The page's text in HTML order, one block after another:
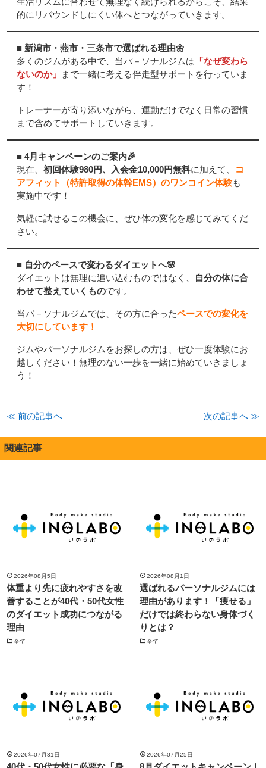
的にリバウンドしにくい体へとつながっていきます。
■ 新潟市・燕市・三条市で選ばれる理由🌼
多くのジムがある中で、当パ－ソナルジムは 「なぜ変わら
ないのか」
まで一緒に考える伴走型サポートを行っていま
す！
トレーナーが寄り添いながら、運動だけでなく日常の習慣
まで含めてサポートしていきます。
■ 4月キャンペーンのご案内🎉
現在、 初回体験980円、入会金10,000円無料に加えて、
コ
アフィット（特許取得の体幹EMS）のワンコイン体験も
実施中です！
気軽に試せるこの機会に、ぜひ体の変化を感じてみてくだ
さい。
■ 自分のペースで変わるダイエットへ🌸
ダイエットは無理に追い込むものではなく、
自分の体に合
わせて整えていくものです。
当パ－ソナルジムでは、その方に合ったペースでの変化を
大切にしています！
ジムやパーソナルジムをお探しの方は、ぜひ一度体験にお
越しください！無理のない一歩を一緒に始めていきましょ
う！
≪ 前の記事へ 次の記事へ ≫
関連記事
2026年08月5日
体重より先に疲れやすさを改
善することが40代・50代女性
のダイエット成功につながる
理由
全て
2026年08月1日
選ばれるパーソナルジムには
理由があります！「痩せる」
だけでは終わらない身体づく
りとは？
全て
2026年07月31日 2026年07月25日